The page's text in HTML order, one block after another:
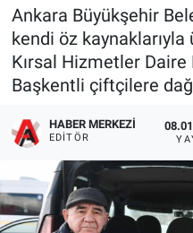
Ankara Büyükşehir
kendi öz kaynaklarıyla
Kırsal Hizmetler Daire
Başkentli çiftçilere
HABER MERKEZI
EDITÖR